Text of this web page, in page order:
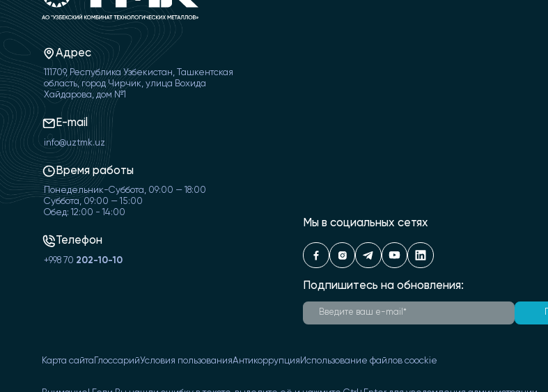
Адрес
111709, Республика Узбекистан, Ташкентская
область, город Чирчик, улица Вохида
Хайдарова, дом №1
E-mail
info@uztmk.uz
Время работы
Понедельник-Суббота, 09:00 — 18:00
Суббота, 09:00 — 15:00
Обед: 12:00 - 14:00
Телефон
+998 70 202-10-10
Мы в социальных сетях
Подпишитесь на обновления:
Карта сайта ГлоссарийУсловия пользованияАнтикоррупция Использование файлов coockie